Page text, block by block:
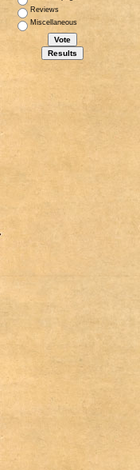
Reviews
Miscellaneous